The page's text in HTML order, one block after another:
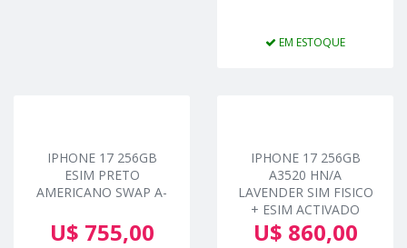
EM ESTOQUE
IPHONE 17 256GB
ESIM PRETO
AMERICANO SWAP A-
U$ 755,00
IPHONE 17 256GB
A3520 HN/A
LAVENDER SIM FISICO
+ ESIM ACTIVADO
U$ 860,00